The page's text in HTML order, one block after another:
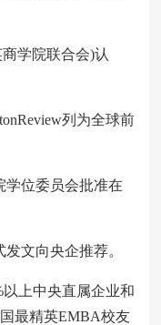
学院联合会)认
列为全球前
位委员会批准在
文向央企推荐。
上中央直属企业和
最精英EMBA校友